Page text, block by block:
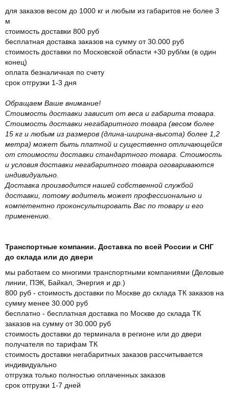
для заказов весом до 1000 кг и любым из габаритов не более 3
м
стоимость доставки 800 руб
бесплатная доставка заказов на сумму от 30.000 руб
стоимость доставки по Московской области +30 руб/км (в один
конец)
оплата безналичная по счету
срок отгрузки 1-3 дня
Обращаем Ваше внимание!
Стоимость доставки зависит от веса и габарита товара.
Стоимость доставки негабаритного товара (весом более
15 кг и любым из размеров (длина-ширина-высота) более 1,2
метра) может быть платной и существенно отличающейся
от стоимости доставки стандартного товара. Стоимость
и условия доставки негабаритного товара оговариваются
индивидуально.
Доставка производится нашей собственной службой
доставки, потому водитель может профессионально и
компетентно проконсультировать Вас по товару и его
применению.
Транспортные компании. Доставка по всей России и СНГ
до склада или до двери
мы работаем со многими транспортными компаниями (Деловые
линии, ПЭК, Байкал, Энергия и др.)
800 руб - стоимость доставки по Москве до склада ТК заказов на
сумму менее 30.000 руб
бесплатно - бесплатная доставка по Москве до склада ТК
заказов на сумму от 30.000 руб
стоимость доставки до терминала в регионе или до двери
получателя по тарифам ТК
стоимость доставки негабаритных заказов рассчитывается
индивидуально
отгрузка только полностью оплаченных заказов
срок отгрузки 1-7 дней